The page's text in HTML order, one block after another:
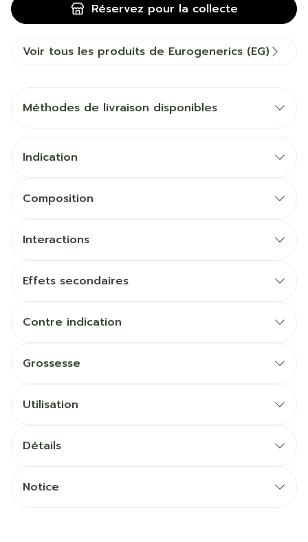
Réservez pour la collecte
Voir tous les produits de Eurogenerics (EG)
Méthodes de livraison disponibles
Indication
Composition
Interactions
Effets secondaires
Contre indication
Grossesse
Utilisation
Détails
Notice